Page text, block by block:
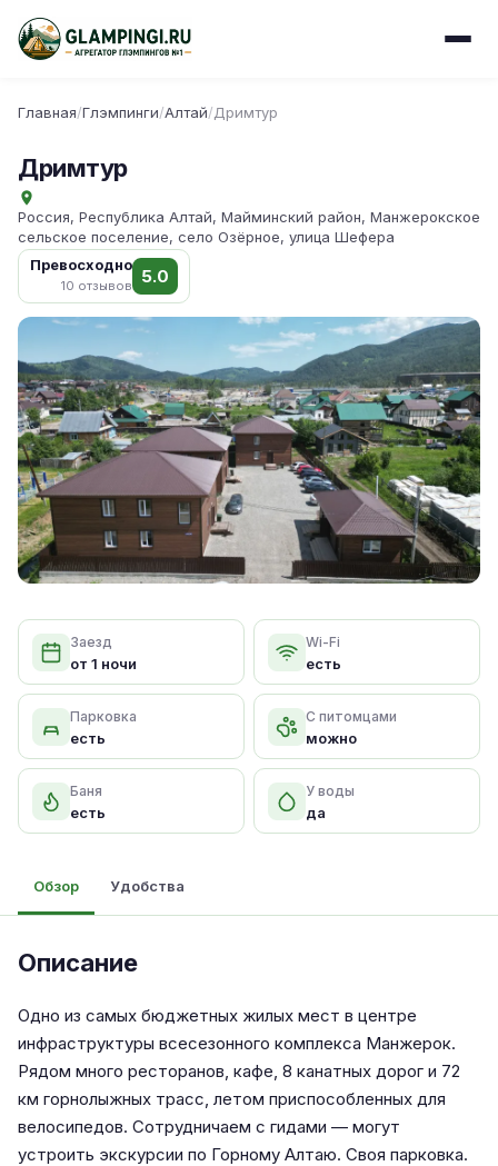
Главная/Глэмпинги/Алтай/Дримтур
Дримтур
Россия, Республика Алтай, Майминский район, Манжерокское
сельское поселение, село Озёрное, улица Шефера
Превосходно
10 отзывов 5.0
Заезд
от 1 ночи
Wi-Fi
есть
Парковка
есть
С питомцами
можно
Баня
есть
У воды
да
Обзор Удобства
Описание
Одно из самых бюджетных жилых мест в центре
инфраструктуры всесезонного комплекса Манжерок.
Рядом много ресторанов, кафе, 8 канатных дорог и 72
км горнолыжных трасс, летом приспособленных для
велосипедов. Сотрудничаем с гидами — могут
устроить экскурсии по Горному Алтаю. Своя парковка.